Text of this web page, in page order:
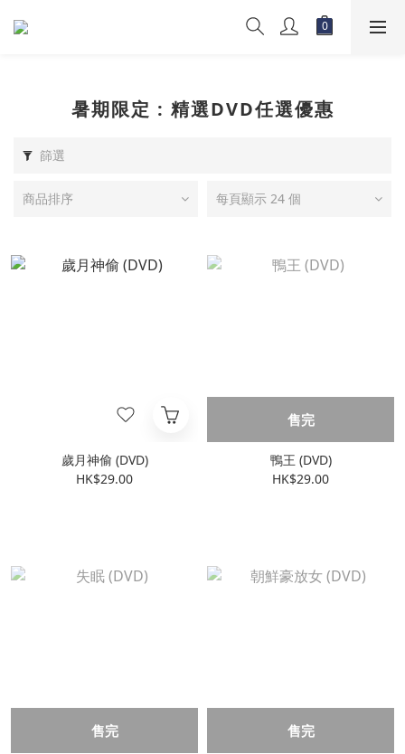
暑期限定 : 精選DVD任選優惠
篩選
商品排序 每頁顯示 24 個
歲月神偷 (DVD)
HK$29.00
售完
鴨王 (DVD)
HK$29.00
售完 售完